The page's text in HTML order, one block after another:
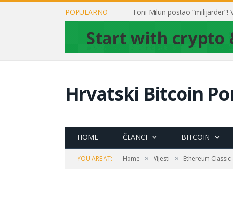
POPULARNO
Hrvatski Bitcoin
HOME ČLANCI BITCOIN
YOU ARE AT: Home » Vijesti » Ethereum Classic